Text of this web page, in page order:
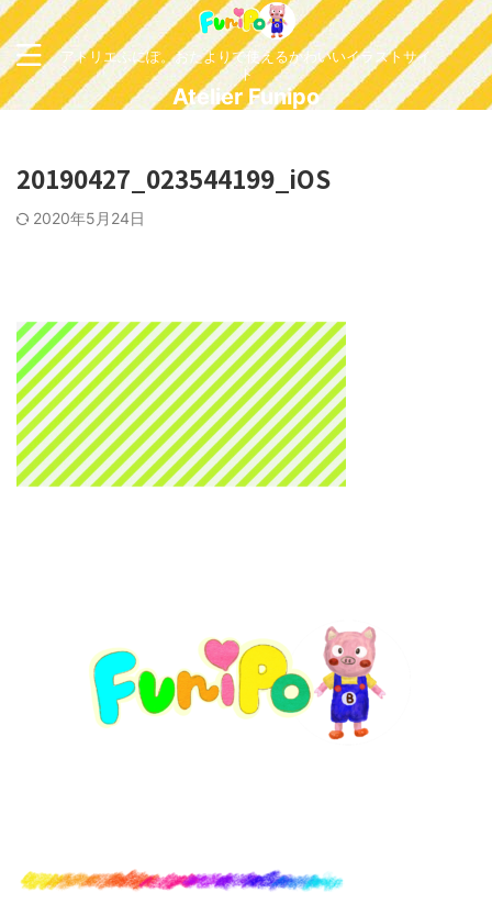
アトリエふにぽ。おたよりで使えるかわいいイラストサイ
ト
Atelier Funipo
20190427_023544199_iOS
2020年5月24日